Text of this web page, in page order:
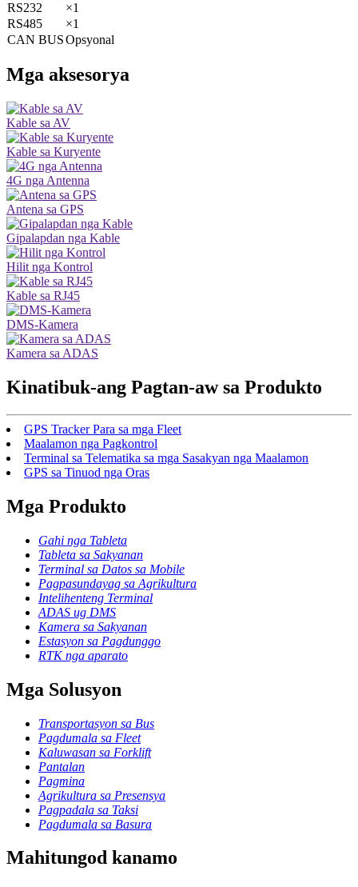
RS232
×1
RS485
×1
CAN BUSOpsyonal
Mga aksesorya
Kable sa AV
Kable sa Kuryente
4G nga Antenna
Antena sa GPS
Gipalapdan nga Kable
Hilit nga Kontrol
Kable sa RJ45
DMS-Kamera
Kamera sa ADAS
Kinatibuk-ang Pagtan-aw sa Produkto
GPS Tracker Para sa mga Fleet
Maalamon nga Pagkontrol
Terminal sa Telematika sa mga Sasakyan nga Maalamon
GPS sa Tinuod nga Oras
Mga Produkto
Gahi nga Tableta
Tableta sa Sakyanan
Terminal sa Datos sa Mobile
Pagpasundayag sa Agrikultura
Intelihenteng Terminal
ADAS ug DMS
Kamera sa Sakyanan
Estasyon sa Pagdunggo
RTK nga aparato
Mga Solusyon
Transportasyon sa Bus
Pagdumala sa Fleet
Kaluwasan sa Forklift
Pantalan
Pagmina
Agrikultura sa Presensya
Pagpadala sa Taksi
Pagdumala sa Basura
Mahitungod kanamo